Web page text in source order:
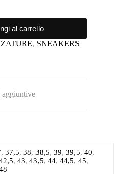
al carrello
, SNEAKERS
, 37,5, 38, 38,5, 39, 39,5, 40,
, 43, 43,5, 44, 44,5, 45,